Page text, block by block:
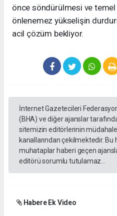
önce söndürülmesi ve
önlenemez yükselişin
acil çözüm bekliyor.
İnternet Gazetecileri
(BHA) ve diğer ajanslar
sitemizin editörlerinin
kanallarından çekilmektedir.
muhataplar haberi geçen
editörü sorumlu tutulamaz...
Habere Ek Video